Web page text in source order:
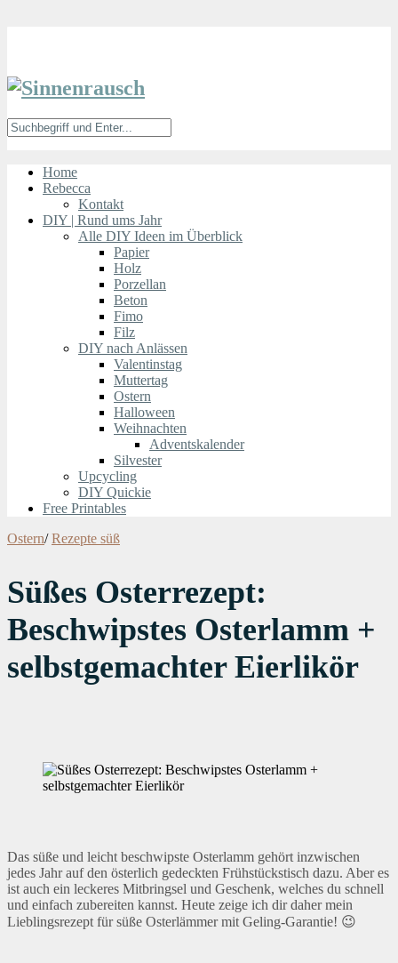
Home
Rebecca
Kontakt
DIY | Rund ums Jahr
Alle DIY Ideen im Überblick
Papier
Holz
Porzellan
Beton
Fimo
Filz
DIY nach Anlässen
Valentinstag
Muttertag
Ostern
Halloween
Weihnachten
Adventskalender
Silvester
Upcycling
DIY Quickie
Free Printables
Ostern/ Rezepte süß
Süßes Osterrezept:
Beschwipstes Osterlamm +
selbstgemachter Eierlikör
Das süße und leicht beschwipste Osterlamm gehört inzwischen
jedes Jahr auf den österlich gedeckten Frühstückstisch dazu. Aber es
ist auch ein leckeres Mitbringsel und Geschenk, welches du schnell
und einfach zubereiten kannst. Heute zeige ich dir daher mein
Lieblingsrezept für süße Osterlämmer mit Geling-Garantie! 😉